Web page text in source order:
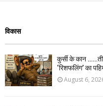
विकास
कुर्सी के कान
‘रिशफलिंग’ का
August 6,